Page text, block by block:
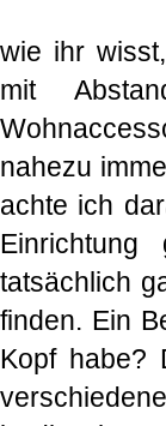
wie ihr
mit
nahezu
achte ich
tatsächlich
finden. Ein
Kopf habe?